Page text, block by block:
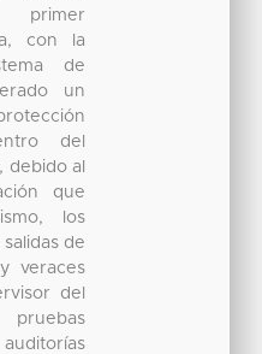
primer
con la
de
un
del
debido al
que
los
de
veraces
del